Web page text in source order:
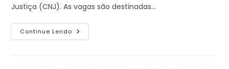
Justiça (CNJ). As vagas são destinadas…
Continue Lendo Supremo
Divulga